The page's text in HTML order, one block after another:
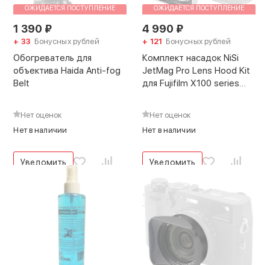
ОЖИДАЕТСЯ ПОСТУПЛЕНИЕ
1 390 ₽
+ 33 Бонусных рублей
Обогреватель для
объектива Haida Anti-fog
Belt
Нет оценок
Нет в наличии
Уведомить
ОЖИДАЕТСЯ ПОСТУПЛЕНИЕ
4 990 ₽
+ 121 Бонусных рублей
Комплект насадок NiSi
JetMag Pro Lens Hood Kit
для Fujifilm X100 series
Нет оценок
Нет в наличии
Уведомить